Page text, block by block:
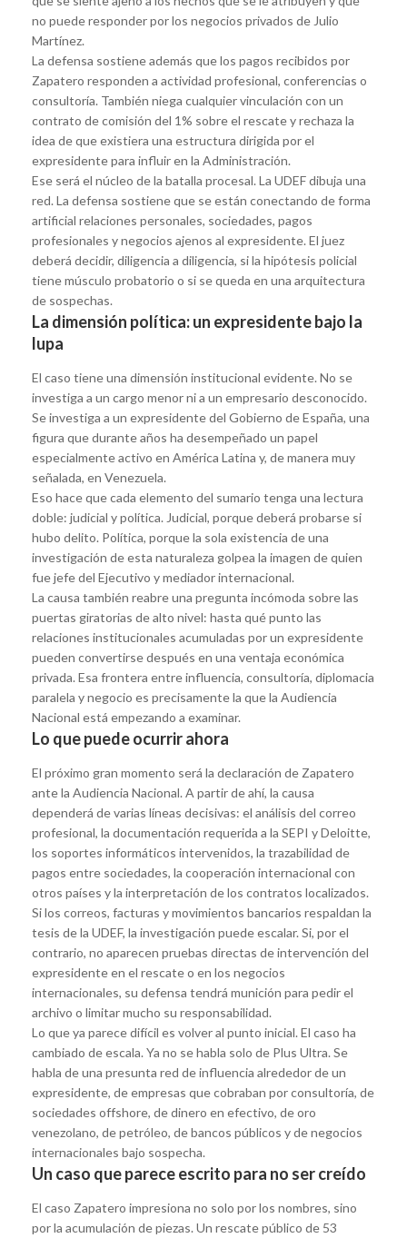
no puede responder por los negocios privados de Julio
Martínez.
La defensa sostiene además que los pagos recibidos por
Zapatero responden a actividad profesional, conferencias o
consultoría. También niega cualquier vinculación con un
contrato de comisión del 1% sobre el rescate y rechaza la
idea de que existiera una estructura dirigida por el
expresidente para influir en la Administración.
Ese será el núcleo de la batalla procesal. La UDEF dibuja una
red. La defensa sostiene que se están conectando de forma
artificial relaciones personales, sociedades, pagos
profesionales y negocios ajenos al expresidente. El juez
deberá decidir, diligencia a diligencia, si la hipótesis policial
tiene músculo probatorio o si se queda en una arquitectura
de sospechas.
La dimensión política: un expresidente bajo la
lupa
El caso tiene una dimensión institucional evidente. No se
investiga a un cargo menor ni a un empresario desconocido.
Se investiga a un expresidente del Gobierno de España, una
figura que durante años ha desempeñado un papel
especialmente activo en América Latina y, de manera muy
señalada, en Venezuela.
Eso hace que cada elemento del sumario tenga una lectura
doble: judicial y política. Judicial, porque deberá probarse si
hubo delito. Política, porque la sola existencia de una
investigación de esta naturaleza golpea la imagen de quien
fue jefe del Ejecutivo y mediador internacional.
La causa también reabre una pregunta incómoda sobre las
puertas giratorias de alto nivel: hasta qué punto las
relaciones institucionales acumuladas por un expresidente
pueden convertirse después en una ventaja económica
privada. Esa frontera entre influencia, consultoría, diplomacia
paralela y negocio es precisamente la que la Audiencia
Nacional está empezando a examinar.
Lo que puede ocurrir ahora
El próximo gran momento será la declaración de Zapatero
ante la Audiencia Nacional. A partir de ahí, la causa
dependerá de varias líneas decisivas: el análisis del correo
profesional, la documentación requerida a la SEPI y Deloitte,
los soportes informáticos intervenidos, la trazabilidad de
pagos entre sociedades, la cooperación internacional con
otros países y la interpretación de los contratos localizados.
Si los correos, facturas y movimientos bancarios respaldan la
tesis de la UDEF, la investigación puede escalar. Si, por el
contrario, no aparecen pruebas directas de intervención del
expresidente en el rescate o en los negocios
internacionales, su defensa tendrá munición para pedir el
archivo o limitar mucho su responsabilidad.
Lo que ya parece difícil es volver al punto inicial. El caso ha
cambiado de escala. Ya no se habla solo de Plus Ultra. Se
habla de una presunta red de influencia alrededor de un
expresidente, de empresas que cobraban por consultoría, de
sociedades offshore, de dinero en efectivo, de oro
venezolano, de petróleo, de bancos públicos y de negocios
internacionales bajo sospecha.
Un caso que parece escrito para no ser creído
El caso Zapatero impresiona no solo por los nombres, sino
por la acumulación de piezas. Un rescate público de 53